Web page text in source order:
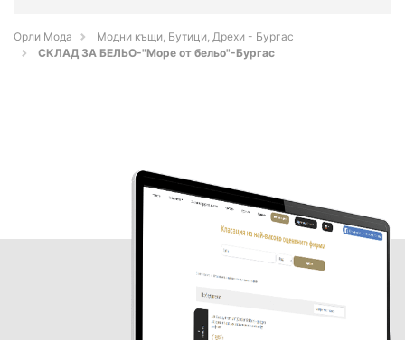
Орли Мода
Модни къщи, Бутици, Дрехи - Бургас
СКЛАД ЗА БЕЛЬО-"Море от бельо"-Бургас